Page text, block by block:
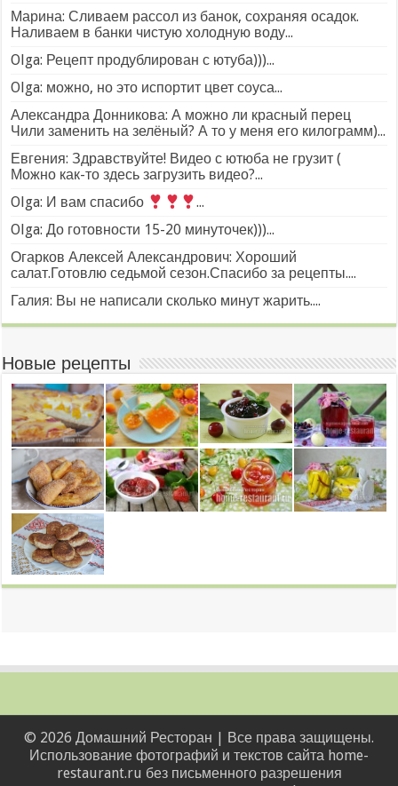
Марина: Сливаем рассол из банок, сохраняя осадок.
Наливаем в банки чистую холодную воду...
Olga: Рецепт продублирован с ютуба)))...
Olga: можно, но это испортит цвет соуса...
Александра Донникова: А можно ли красный перец
Чили заменить на зелёный? А то у меня его килограмм)...
Евгения: Здравствуйте! Видео с ютюба не грузит (
Можно как-то здесь загрузить видео?...
Olga: И вам спасибо
...
Olga: До готовности 15-20 минуточек)))...
Огарков Алексей Александрович: Хороший
салат.Готовлю седьмой сезон.Спасибо за рецепты....
Галия: Вы не написали сколько минут жарить....
Новые рецепты
© 2026 Домашний Ресторан | Все права защищены.
Использование фотографий и текстов сайта home-
restaurant.ru без письменного разрешения